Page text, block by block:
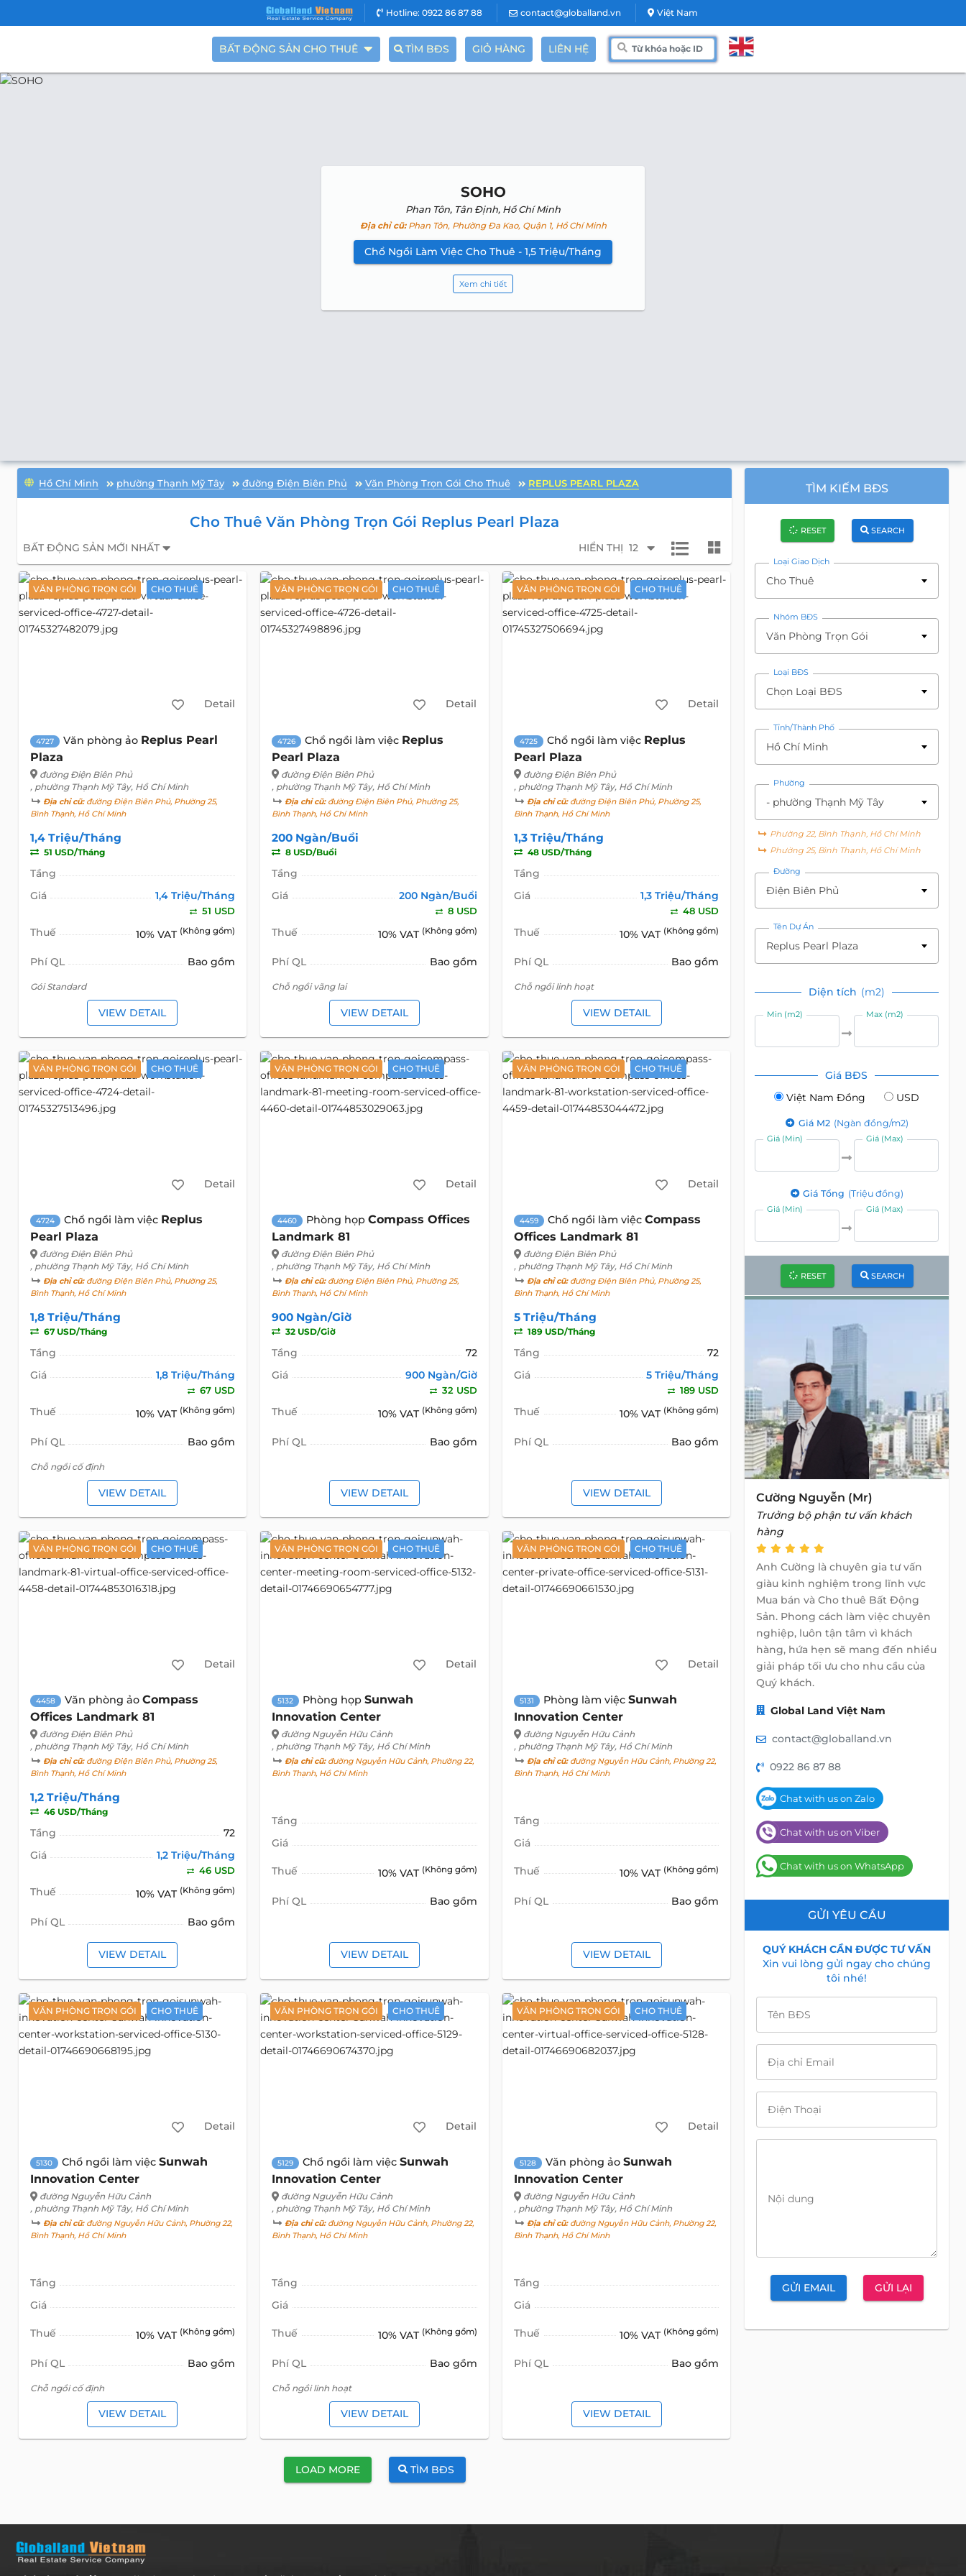
Hotline: 0922 86 87 88 contact@globalland.vn Việt Nam
BẤT ĐỘNG SẢN CHO THUÊ TÌM BĐS GIỎ HÀNG LIÊN HỆ
SOHO
Phan Tôn, Tân Định, Hồ Chí Minh
Địa chỉ cũ:Phan Tôn, Phường Đa Kao, Quận 1, Hồ Chí Minh
Chổ Ngồi Làm Việc Cho Thuê - 1,5 Triệu/Tháng
Xem chi tiết
Hồ Chí Minh phường Thạnh Mỹ Tây đường Điện Biên Phủ Văn Phòng Trọn Gói Cho Thuê REPLUS PEARL PLAZA
Cho Thuê Văn Phòng Trọn Gói Replus Pearl Plaza
BẤT ĐỘNG SẢN MỚI NHẤT HIỂN THỊ 12
VĂN PHÒNG TRỌN GÓI CHO THUÊ
Detail
4727 Văn phòng ảo Replus Pearl
Plaza
đường Điện Biên Phủ
, phường Thạnh Mỹ Tây, Hồ Chí Minh
Địa chỉ cũ:đường Điện Biên Phủ, Phường 25,
Bình Thạnh, Hồ Chí Minh
1,4 Triệu/Tháng
51 USD/Tháng
Tầng
Giá
1,4 Triệu/Tháng
51 USD
Thuế 10% VAT (Không gồm)
Phí QL Bao gồm
Gói Standard
VIEW DETAIL
VĂN PHÒNG TRỌN GÓI CHO THUÊ
Detail
4726 Chổ ngồi làm việc Replus
Pearl Plaza
đường Điện Biên Phủ
, phường Thạnh Mỹ Tây, Hồ Chí Minh
Địa chỉ cũ:đường Điện Biên Phủ, Phường 25,
Bình Thạnh, Hồ Chí Minh
200 Ngàn/Buổi
8 USD/Buổi
Tầng
Giá
200 Ngàn/Buổi
8 USD
Thuế 10% VAT (Không gồm)
Phí QL Bao gồm
Chỗ ngồi vãng lai
VIEW DETAIL
VĂN PHÒNG TRỌN GÓI CHO THUÊ
Detail
4725 Chổ ngồi làm việc Replus
Pearl Plaza
đường Điện Biên Phủ
, phường Thạnh Mỹ Tây, Hồ Chí Minh
Địa chỉ cũ:đường Điện Biên Phủ, Phường 25,
Bình Thạnh, Hồ Chí Minh
1,3 Triệu/Tháng
48 USD/Tháng
Tầng
Giá
1,3 Triệu/Tháng
48 USD
Thuế 10% VAT (Không gồm)
Phí QL Bao gồm
Chỗ ngồi linh hoạt
VIEW DETAIL
VĂN PHÒNG TRỌN GÓI CHO THUÊ
Detail
4724 Chổ ngồi làm việc Replus
Pearl Plaza
đường Điện Biên Phủ
, phường Thạnh Mỹ Tây, Hồ Chí Minh
Địa chỉ cũ:đường Điện Biên Phủ, Phường 25,
Bình Thạnh, Hồ Chí Minh
1,8 Triệu/Tháng
67 USD/Tháng
Tầng
Giá
1,8 Triệu/Tháng
67 USD
Thuế 10% VAT (Không gồm)
Phí QL Bao gồm
Chỗ ngồi cố định
VIEW DETAIL
VĂN PHÒNG TRỌN GÓI CHO THUÊ
Detail
4460 Phòng họpCompass Offices
Landmark 81
đường Điện Biên Phủ
, phường Thạnh Mỹ Tây, Hồ Chí Minh
Địa chỉ cũ:đường Điện Biên Phủ, Phường 25,
Bình Thạnh, Hồ Chí Minh
900 Ngàn/Giờ
32 USD/Giờ
Tầng
72
Giá
900 Ngàn/Giờ
32 USD
Thuế 10% VAT (Không gồm)
Phí QL Bao gồm
VIEW DETAIL
VĂN PHÒNG TRỌN GÓI CHO THUÊ
Detail
4459 Chổ ngồi làm việc Compass
Offices Landmark 81
đường Điện Biên Phủ
, phường Thạnh Mỹ Tây, Hồ Chí Minh
Địa chỉ cũ:đường Điện Biên Phủ, Phường 25,
Bình Thạnh, Hồ Chí Minh
5 Triệu/Tháng
189 USD/Tháng
Tầng
72
Giá
5 Triệu/Tháng
189 USD
Thuế 10% VAT (Không gồm)
Phí QL Bao gồm
VIEW DETAIL
VĂN PHÒNG TRỌN GÓI CHO THUÊ
Detail
4458 Văn phòng ảo Compass
Offices Landmark 81
đường Điện Biên Phủ
, phường Thạnh Mỹ Tây, Hồ Chí Minh
Địa chỉ cũ:đường Điện Biên Phủ, Phường 25,
Bình Thạnh, Hồ Chí Minh
1,2 Triệu/Tháng
46 USD/Tháng
Tầng
72
Giá
1,2 Triệu/Tháng
46 USD
Thuế 10% VAT (Không gồm)
Phí QL Bao gồm
VIEW DETAIL
VĂN PHÒNG TRỌN GÓI CHO THUÊ
Detail
5132 Phòng họpSunwah
Innovation Center
đường Nguyễn Hữu Cảnh
, phường Thạnh Mỹ Tây, Hồ Chí Minh
Địa chỉ cũ:đường Nguyễn Hữu Cảnh, Phường 22,
Bình Thạnh, Hồ Chí Minh
Tầng
Giá
Thuế 10% VAT (Không gồm)
Phí QL Bao gồm
VIEW DETAIL
VĂN PHÒNG TRỌN GÓI CHO THUÊ
Detail
5131 Phòng làm việc Sunwah
Innovation Center
đường Nguyễn Hữu Cảnh
, phường Thạnh Mỹ Tây, Hồ Chí Minh
Địa chỉ cũ:đường Nguyễn Hữu Cảnh, Phường 22,
Bình Thạnh, Hồ Chí Minh
Tầng
Giá
Thuế 10% VAT (Không gồm)
Phí QL Bao gồm
VIEW DETAIL
VĂN PHÒNG TRỌN GÓI CHO THUÊ
Detail
5130 Chổ ngồi làm việc Sunwah
Innovation Center
đường Nguyễn Hữu Cảnh
, phường Thạnh Mỹ Tây, Hồ Chí Minh
Địa chỉ cũ:đường Nguyễn Hữu Cảnh, Phường 22,
Bình Thạnh, Hồ Chí Minh
Tầng
Giá
Thuế 10% VAT (Không gồm)
Phí QL Bao gồm
Chỗ ngồi cố định
VIEW DETAIL
VĂN PHÒNG TRỌN GÓI CHO THUÊ
Detail
5129 Chổ ngồi làm việcSunwah
Innovation Center
đường Nguyễn Hữu Cảnh
, phường Thạnh Mỹ Tây, Hồ Chí Minh
Địa chỉ cũ:đường Nguyễn Hữu Cảnh, Phường 22,
Bình Thạnh, Hồ Chí Minh
Tầng
Giá
Thuế 10% VAT (Không gồm)
Phí QL Bao gồm
Chỗ ngồi linh hoạt
VIEW DETAIL
VĂN PHÒNG TRỌN GÓI CHO THUÊ
Detail
5128 Văn phòng ảo Sunwah
Innovation Center
đường Nguyễn Hữu Cảnh
, phường Thạnh Mỹ Tây, Hồ Chí Minh
Địa chỉ cũ:đường Nguyễn Hữu Cảnh, Phường 22,
Bình Thạnh, Hồ Chí Minh
Tầng
Giá
Thuế 10% VAT (Không gồm)
Phí QL Bao gồm
VIEW DETAIL
LOAD MORE TÌM BĐS
TÌM KIẾM BĐS
RESET SEARCH
Loại Giao Dịch
Cho Thuê
Nhóm BĐS
Văn Phòng Trọn Gói
Loại BĐS
Chọn Loại BĐS
Tỉnh/Thành Phố
Hồ Chí Minh
Phường
- phường Thạnh Mỹ Tây
Phường 22, Bình Thạnh, Hồ Chí Minh
Phường 25, Bình Thạnh, Hồ Chí Minh
Đường
Điện Biên Phủ
Tên Dự Án
Replus Pearl Plaza
Diện tích (m2)
Min (m2) Max (m2)
Giá BĐS
Việt Nam Đồng
USD
Giá M2 (Ngàn đồng/m2)
Giá (Min) Giá (Max)
Giá Tổng (Triệu đồng)
Giá (Min) Giá (Max)
RESET SEARCH
Cường Nguyễn (Mr)
Trưởng bộ phận tư vấn khách
hàng
Anh Cường là chuyên gia tư vấn
giàu kinh nghiệm trong lĩnh vực
Mua bán và Cho thuê Bất Động
Sản. Phong cách làm việc chuyên
nghiệp, luôn tận tâm vì khách
hàng, hứa hẹn sẽ mang đến nhiều
giải pháp tối ưu cho nhu cầu của
Quý khách.
Global Land Việt Nam
contact@globalland.vn
0922 86 87 88
Chat with us on Zalo
Chat with us on Viber
Chat with us on WhatsApp
GỬI YÊU CẦU
QUÝ KHÁCH CẦN ĐƯỢC TƯ VẤN
Xin vui lòng gửi ngay cho chúng
tôi nhé!
Tên BĐS
Địa chỉ Email
Điện Thoại
Nội dung
GỬI EMAIL GỬI LẠI